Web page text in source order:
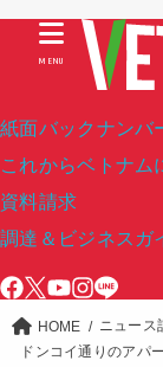
紙面バックナンバ
これからベトナム
資料請求
調達＆ビジネスガ
MENU
HOME
ニュース
ドンコイ通りのアパ